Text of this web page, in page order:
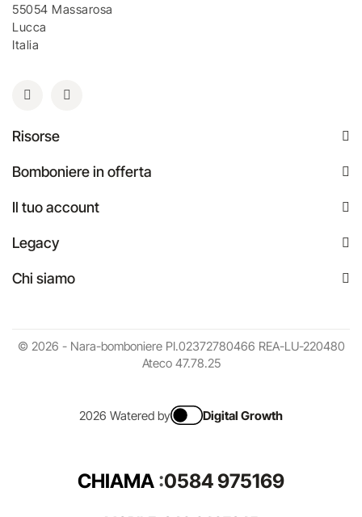
55054 Massarosa
Lucca
Italia
Risorse
Bomboniere in offerta
Il tuo account
Legacy
Chi siamo
© 2026 - Nara-bomboniere PI.02372780466 REA-LU-220480
Ateco 47.78.25
2026 Watered by Digital Growth
CHIAMA :0584 975169